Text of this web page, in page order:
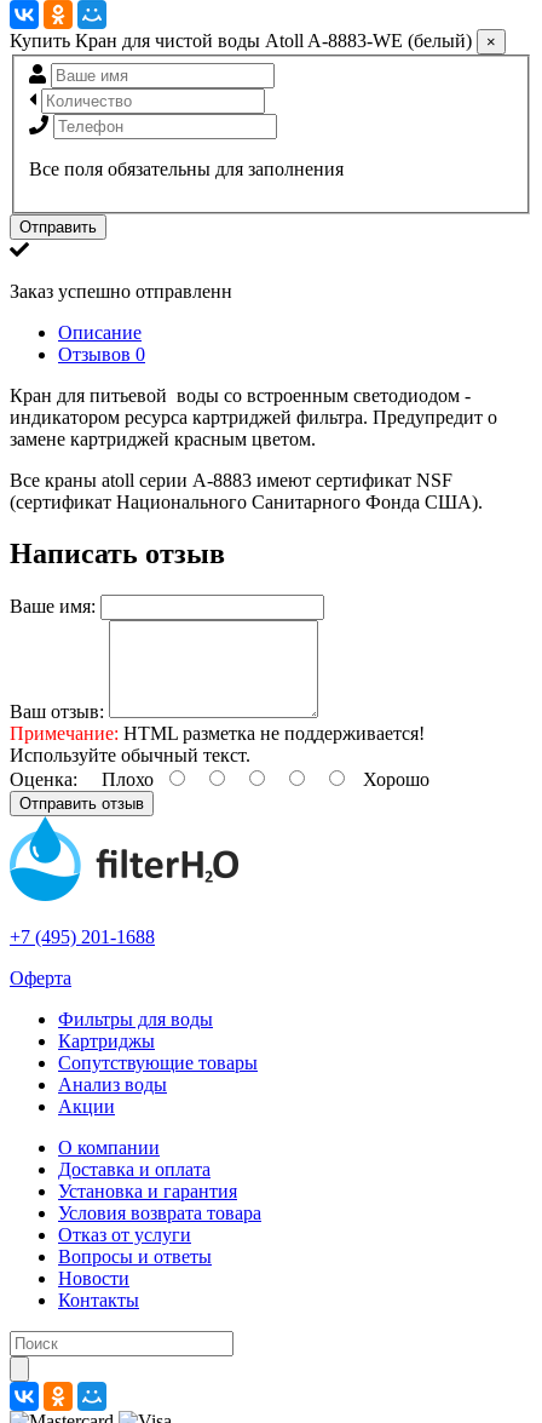
Купить Кран для чистой воды Atoll A-8883-WE (белый) ×
Все поля обязательны для заполнения
Отправить
Заказ успешно отправленн
Описание
Отзывов 0
Кран для питьевой воды со встроенным светодиодом -
индикатором ресурса картриджей фильтра. Предупредит о
замене картриджей красным цветом.
Все краны atoll серии А-8883 имеют сертификат NSF
(сертификат Национального Санитарного Фонда США).
Написать отзыв
Ваше имя:
Ваш отзыв:
Примечание: HTML разметка не поддерживается!
Используйте обычный текст.
Оценка: Плохо Хорошо
Отправить отзыв
+7 (495) 201-1688
Оферта
Фильтры для воды
Картриджы
Сопутствующие товары
Анализ воды
Акции
О компании
Доставка и оплата
Установка и гарантия
Условия возврата товара
Отказ от услуги
Вопросы и ответы
Новости
Контакты